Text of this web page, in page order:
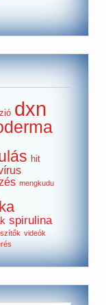
dxn
hit
mengkudu
spirulina
videók